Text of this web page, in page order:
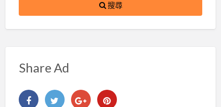
搜尋
Share Ad